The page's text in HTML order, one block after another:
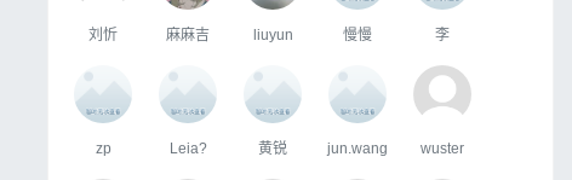
刘忻 麻麻吉 liuyun 慢慢 李
zp Leia? 黄锐 jun.wang wuster